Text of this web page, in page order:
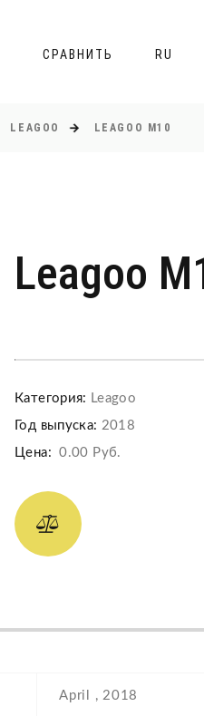
СРАВНИТЬ RU
LEAGOO LEAGOO M10
Leagoo
Категория: Leagoo
Год выпуска: 2018
Цена: 0.00 Руб.
April , 2018